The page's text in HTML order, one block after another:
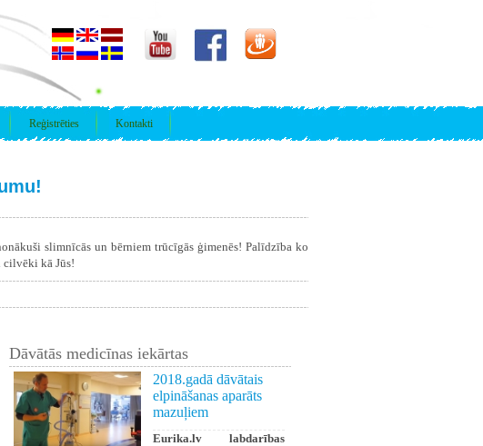
Reģistrēties Kontakti
slimnīcās un bērniem trūcīgās ģimenēs! Palīdzība ko
cilvēki kā Jūs!
Dāvātās medicīnas iekārtas
2018.gadā dāvātais
elpināšanas aparāts
mazuļiem
Eurika.lv labdarības